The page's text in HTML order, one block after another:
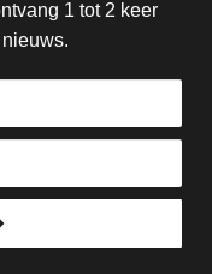
1 tot 2 keer